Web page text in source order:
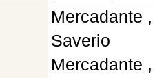
Mercadante
Saverio
Mercadante